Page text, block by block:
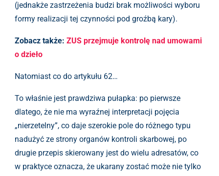
(jednakże zastrzeżenia budzi brak możliwości wyboru
formy realizacji tej czynności pod groźbą kary).
Zobacz także: ZUS przejmuje kontrolę nad umowami
o dzieło
Natomiast co do artykułu 62…
To właśnie jest prawdziwa pułapka: po pierwsze
dlatego, że nie ma wyraźnej interpretacji pojęcia
„nierzetelny”, co daje szerokie pole do różnego typu
nadużyć ze strony organów kontroli skarbowej, po
drugie przepis skierowany jest do wielu adresatów, co
w praktyce oznacza, że ukarany zostać może nie tylko